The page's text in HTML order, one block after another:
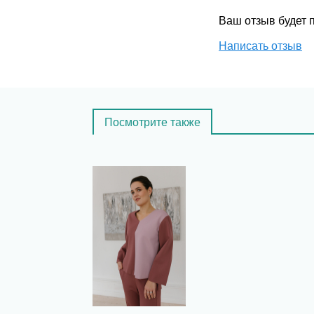
Ваш отзыв будет
Написать отзыв
Посмотрите также